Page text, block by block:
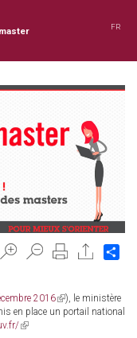
FR
2016(link
is
), le ministère
en place un portail national
(link